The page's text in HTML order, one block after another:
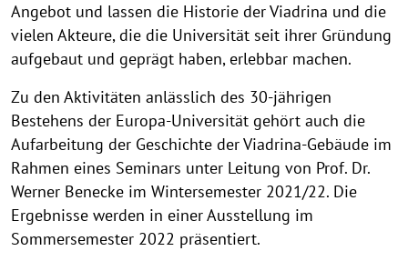
Angebot und lassen die Historie der Viadrina und die
vielen Akteure, die die Universität seit ihrer Gründung
aufgebaut und geprägt haben, erlebbar machen.
Zu den Aktivitäten anlässlich des 30-jährigen
Bestehens der Europa-Universität gehört auch die
Aufarbeitung der Geschichte der Viadrina-Gebäude im
Rahmen eines Seminars unter Leitung von Prof. Dr.
Werner Benecke im Wintersemester 2021/22. Die
Ergebnisse werden in einer Ausstellung im
Sommersemester 2022 präsentiert.